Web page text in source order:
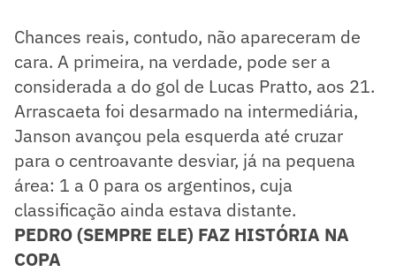
Chances reais, contudo, não apareceram de
cara. A primeira, na verdade, pode ser a
considerada a do gol de Lucas Pratto, aos 21.
Arrascaeta foi desarmado na intermediária,
Janson avançou pela esquerda até cruzar
para o centroavante desviar, já na pequena
área: 1 a 0 para os argentinos, cuja
classificação ainda estava distante.
PEDRO (SEMPRE ELE) FAZ HISTÓRIA NA
COPA